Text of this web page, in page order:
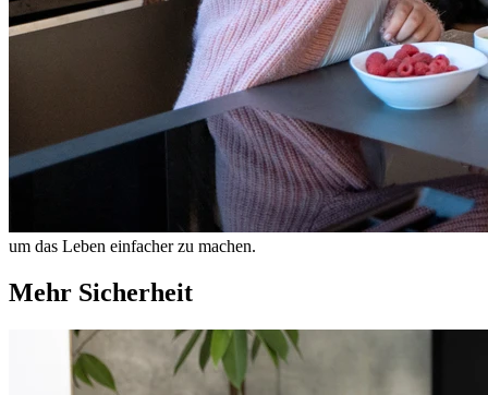
um das Leben einfacher zu machen.
Mehr Sicherheit